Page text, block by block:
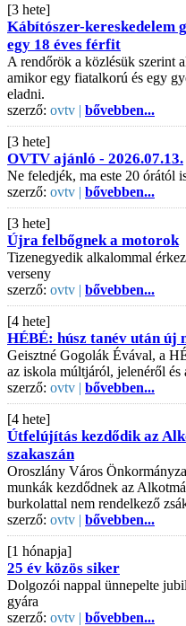
[3 hete]
Kábítószer-kereskedelem
egy 18 éves férfit
A rendőrök a közlésük szerint
amikor egy fiatalkorú és egy
eladni.
szerző: ovtv | bővebben...
[3 hete]
OVTV ajánló - 2026.07.13.
Ne feledjék, ma este 20 órától
szerző: ovtv | bővebben...
[3 hete]
Újra felbőgnek a motorok
Tizenegyedik alkalommal
verseny
szerző: ovtv | bővebben...
[4 hete]
HÉBÉ: húsz tanév után új
Geisztné Gogolák Évával, a
az iskola múltjáról, jelenéről
szerző: ovtv | bővebben...
[4 hete]
Útfelújítás kezdődik az
szakaszán
Oroszlány Város
munkák kezdődnek az
burkolattal nem rendelkező
szerző: ovtv | bővebben...
[1 hónapja]
25 év közös siker
Dolgozói nappal ünnepelte
gyára
szerző: ovtv | bővebben...